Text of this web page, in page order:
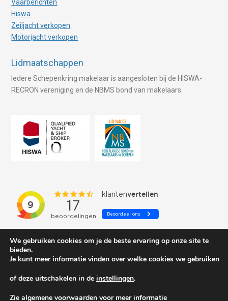
Vaarberichten
Hiswa
Zeiljacht verkopen
Motorjacht verkopen
Lidmaatschappen
Iedere Schepenkring makelaar is aangesloten bij de HISWA-
RECRON vereniging en de NBMS bond van makelaars.
We gebruiken cookies om je de beste ervaring op onze site te
bieden.
Je kunt meer informatie vinden over welke cookies we gebruiken
of deze uitschakelen in de instellingen.
Zie algemene voorwaarden voor meer informatie